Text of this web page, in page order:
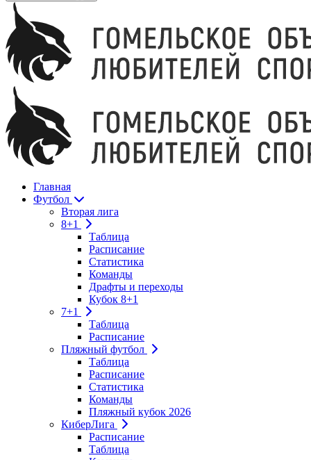
Главная
Футбол
Вторая лига
8+1
Таблица
Расписание
Статистика
Команды
Драфты и переходы
Кубок 8+1
7+1
Таблица
Расписание
Пляжный футбол
Таблица
Расписание
Статистика
Команды
Пляжный кубок 2026
КиберЛига
Расписание
Таблица